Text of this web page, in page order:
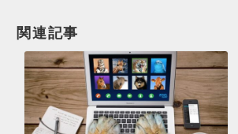
ン
関連記事